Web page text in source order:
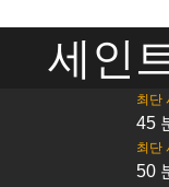
세인
최단
45
최단
50